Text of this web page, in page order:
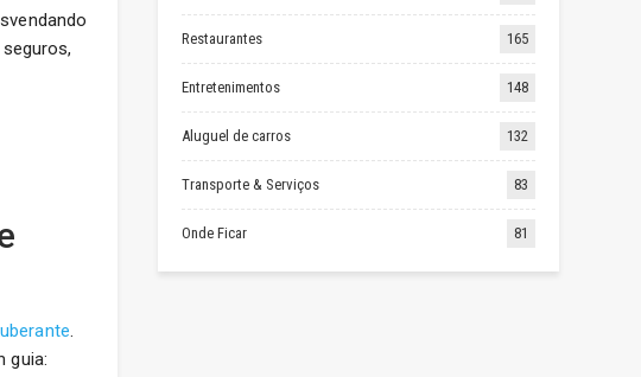
guia:
Restaurantes 165
Entretenimentos 148
Aluguel de carros 132
Transporte & Serviços 83
Onde Ficar 81